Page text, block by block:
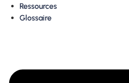
Ressources
Glossaire